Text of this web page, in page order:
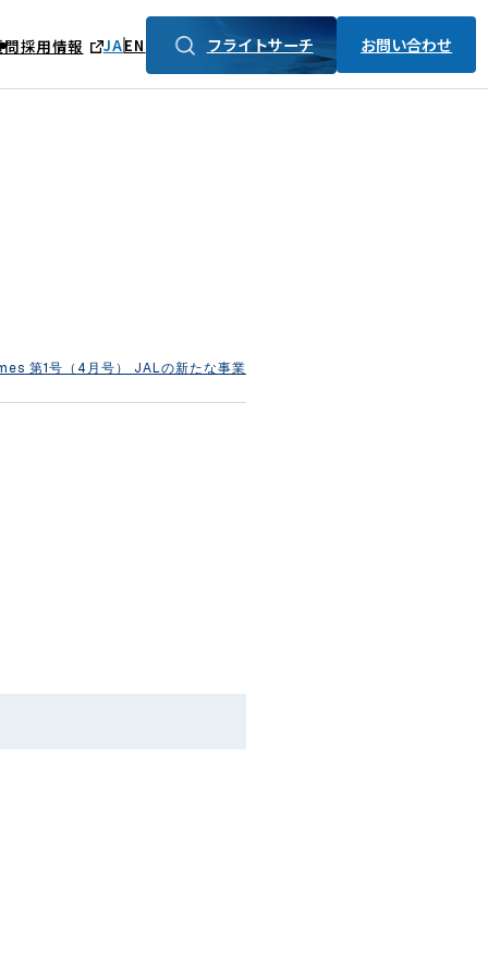
採用情報 JAEN フライトサーチ お問い合わせ
第1号（4月号） JALの新たな事業